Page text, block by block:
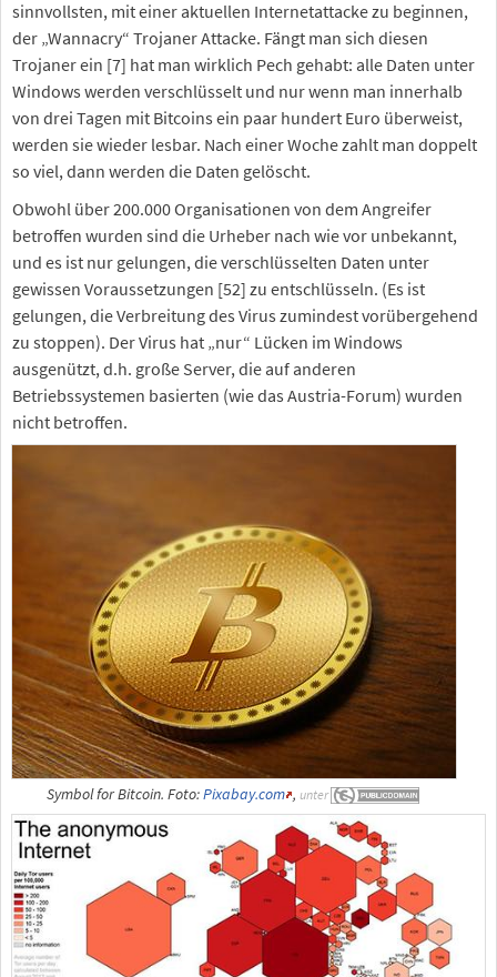
sinnvollsten, mit einer aktuellen Internetattacke zu beginnen,
der „Wannacry“ Trojaner Attacke. Fängt man sich diesen
Trojaner ein [7] hat man wirklich Pech gehabt: alle Daten unter
Windows werden verschlüsselt und nur wenn man innerhalb
von drei Tagen mit Bitcoins ein paar hundert Euro überweist,
werden sie wieder lesbar. Nach einer Woche zahlt man doppelt
so viel, dann werden die Daten gelöscht.
Obwohl über 200.000 Organisationen von dem Angreifer
betroffen wurden sind die Urheber nach wie vor unbekannt,
und es ist nur gelungen, die verschlüsselten Daten unter
gewissen Voraussetzungen [52] zu entschlüsseln. (Es ist
gelungen, die Verbreitung des Virus zumindest vorübergehend
zu stoppen). Der Virus hat „nur“ Lücken im Windows
ausgenützt, d.h. große Server, die auf anderen
Betriebssystemen basierten (wie das Austria-Forum) wurden
nicht betroffen.
Symbol for Bitcoin. Foto:Pixabay.com , unter